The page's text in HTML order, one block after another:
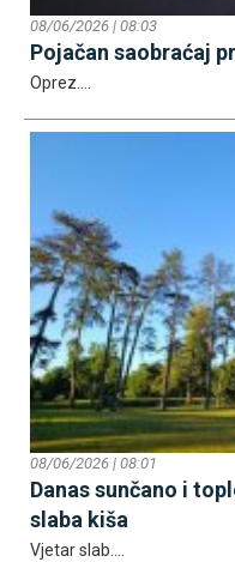
08/06/2026 | 08:03
Pojačan saobraćaj
Oprez....
08/06/2026 | 08:01
Danas sunčano i
slaba kiša
Vjetar slab....